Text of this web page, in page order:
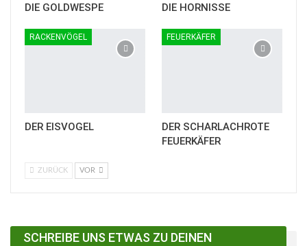
DIE GOLDWESPE DIE HORNISSE
RACKENVÖGEL
DER EISVOGEL
FEUERKÄFER
DER SCHARLACHROTE
FEUERKÄFER
ZURÜCK VOR
SCHREIBE UNS ETWAS ZU DEINEN